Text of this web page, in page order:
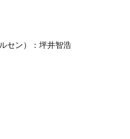
セン）：坪井智浩